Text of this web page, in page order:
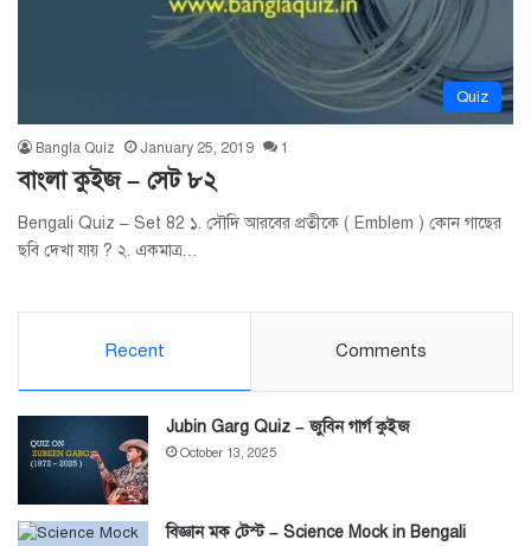
Quiz
Bangla Quiz January 25, 2019 1
বাংলা কুইজ – সেট ৮২
Bengali Quiz – Set 82 ১. সৌদি আরবের প্রতীকে ( Emblem ) কোন গাছের
ছবি দেখা যায় ? ২. একমাত্র…
Recent Comments
Jubin Garg Quiz – জুবিন গার্গ কুইজ
October 13, 2025
বিজ্ঞান মক টেস্ট – Science Mock in Bengali